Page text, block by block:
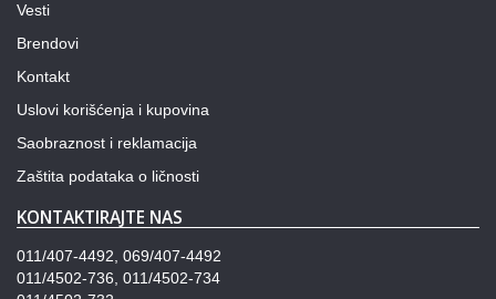
Vesti
Brendovi
Kontakt
Uslovi korišćenja i kupovina
Saobraznost i reklamacija
Zaštita podataka o ličnosti
KONTAKTIRAJTE NAS
011/407-4492, 069/407-4492
011/4502-736, 011/4502-734